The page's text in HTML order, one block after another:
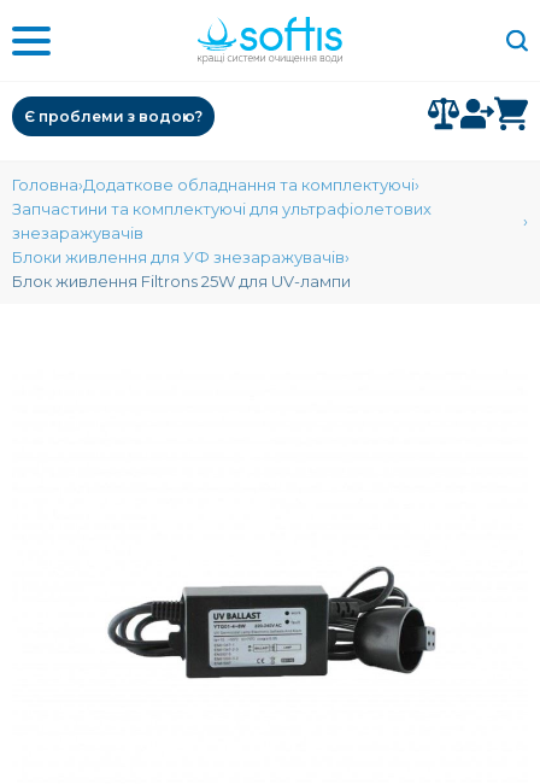
Є проблеми з водою?
Головна Додаткове обладнання та комплектуючі
Запчастини та комплектуючі для ультрафіолетових
знезаражувачів
Блоки живлення для УФ знезаражувачів
Блок живлення Filtrons 25W для UV-лампи